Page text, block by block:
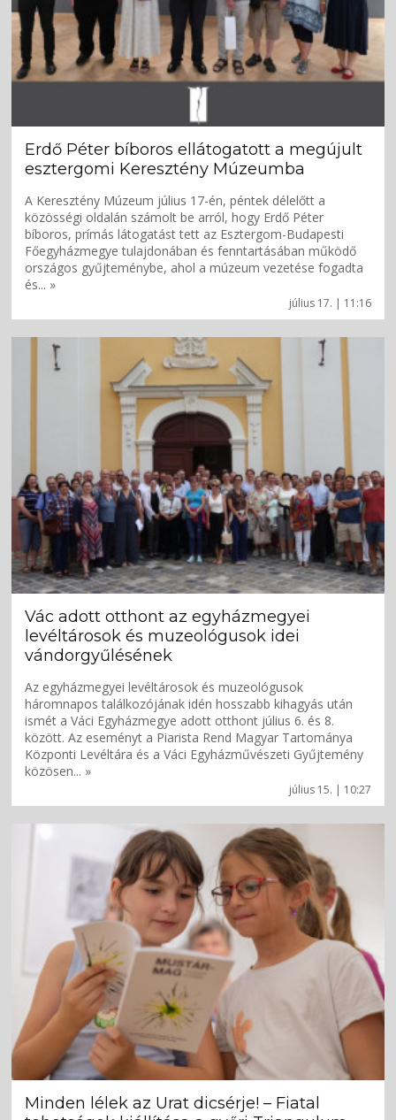
július 17. | 11:16
Erdő Péter bíboros ellátogatott a megújult
esztergomi Keresztény Múzeumba
A Keresztény Múzeum július 17-én, péntek délelőtt a
közösségi oldalán számolt be arról, hogy Erdő Péter
bíboros, prímás látogatást tett az Esztergom-Budapesti
Főegyházmegye tulajdonában és fenntartásában működő
országos gyűjteménybe, ahol a múzeum vezetése fogadta
és... »
július 15. | 10:27
Vác adott otthont az egyházmegyei
levéltárosok és muzeológusok idei
vándorgyűlésének
Az egyházmegyei levéltárosok és muzeológusok
háromnapos találkozójának idén hosszabb kihagyás után
ismét a Váci Egyházmegye adott otthont július 6. és 8.
között. Az eseményt a Piarista Rend Magyar Tartománya
Központi Levéltára és a Váci Egyházművészeti Gyűjtemény
közösen... »
Minden lélek az Urat dicsérje! – Fiatal